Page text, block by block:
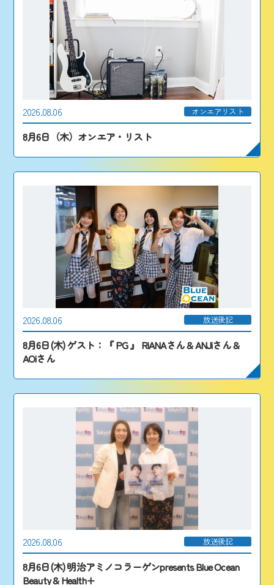
2026.08.06 オンエアリスト
8月6日（木）オンエア・リスト
2026.08.06 放送後記
8月6日(木) ゲスト：『 PG 』 RiANAさん & ANJiさん &
AOiさん
2026.08.06 放送後記
8月6日(木) 明治アミノコラーゲンpresents Blue Ocean
Beauty & Health+